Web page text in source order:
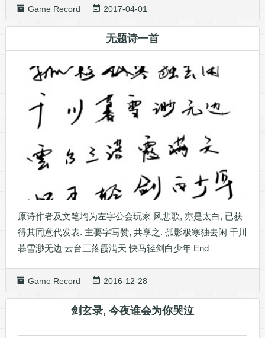
Game Record 2017-04-01
无题诗一首
原诗作者及文笔均为左字公会玩家 风悲歌, 亦是太白, 已获
得其同意代发表. 主要字写赞, 共享之. 孤影极寒独去闲 千川
暮雪渺无边 云台三落霞满天 快马轻剑白少年 End
Game Record 2016-12-28
剑玄录, 今夜谁会为你哭泣